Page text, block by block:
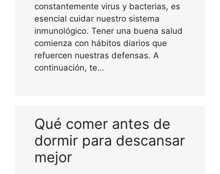
constantemente virus y bacterias, es
esencial cuidar nuestro sistema
inmunológico. Tener una buena salud
comienza con hábitos diarios que
refuercen nuestras defensas. A
continuación, te…
Qué comer antes de
dormir para descansar
mejor